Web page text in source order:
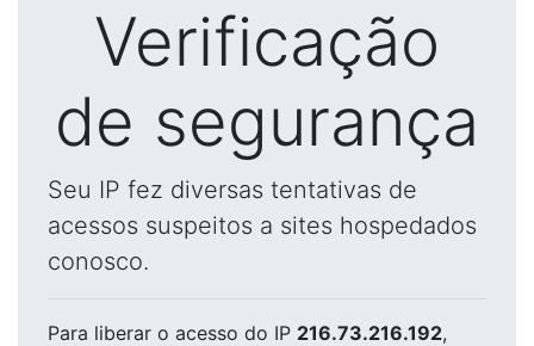
Verificação
de segurança
Seu IP fez diversas tentativas de
acessos suspeitos a sites hospedados
conosco.
Para liberar o acesso do IP 216.73.216.192,